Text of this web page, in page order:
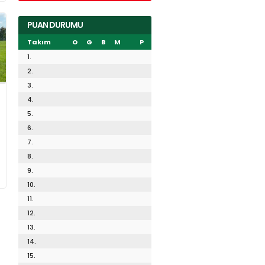
PUAN DURUMU
Takım O G B M
P
1.
2.
3.
4.
5.
6.
7.
8.
9.
10.
11.
12.
13.
14.
15.